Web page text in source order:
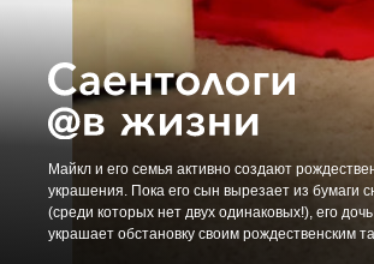
Майкл и его семья активно создают
украшения. Пока его сын вырезает из бумаги
(среди которых нет двух одинаковых!), его дочь
украшает обстановку своим рождественским